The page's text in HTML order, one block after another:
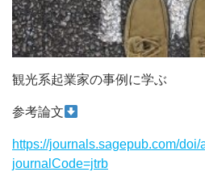
観光系起業家の事例に学ぶ
参考論文
https://journals.sagepub.com/
journalCode=jtrb